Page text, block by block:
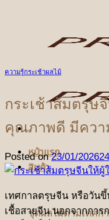
หน้าแรก
สินค้า
ชุดผลไม้ตามเทศก
ความรู้กระเช้าผลไม้
กระเช้าส้มตรุษ
คุณภาพดี มีควา
Posted on23/01/2026
เทศกาลตรุษจีน หรือวัน
เชื้อสายจีน นอกจากการ